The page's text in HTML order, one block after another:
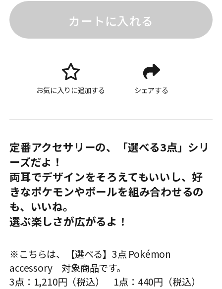
カートに入れる
お気に入りに追加する シェアする
定番アクセサリーの、「選べる3点」シリ
ーズだよ！
両耳でデザインをそろえてもいいし、好
きなポケモンやボールを組み合わせるの
も、いいね。
選ぶ楽しさが広がるよ！
※こちらは、【選べる】3点 Pokémon
accessory 対象商品です。
3点：1,210円（税込） 1点：440円（税込）